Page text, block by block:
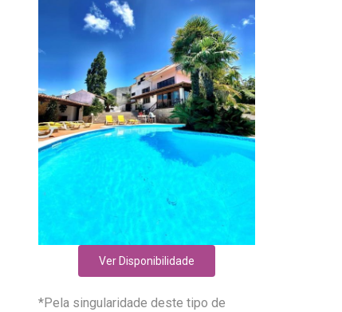
Ver Disponibilidade
*Pela singularidade deste tipo de